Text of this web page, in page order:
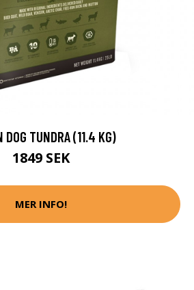
DOG TUNDRA (11.4 KG)
1849 SEK
MER INFO!